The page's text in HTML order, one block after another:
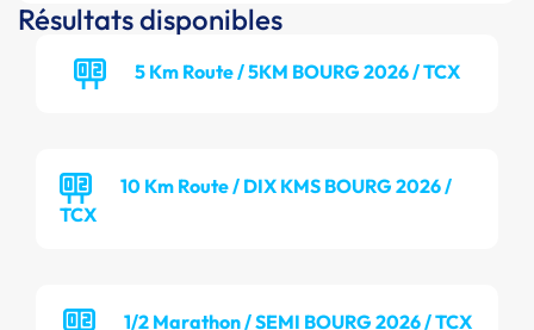
Résultats disponibles
5 Km Route / 5KM BOURG 2026 / TCX
10 Km Route / DIX KMS BOURG 2026 /
TCX
1/2 Marathon / SEMI BOURG 2026 / TCX